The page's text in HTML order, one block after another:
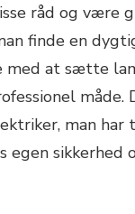
råd og være
finde en
med at sætte
man
egen sikkerhed